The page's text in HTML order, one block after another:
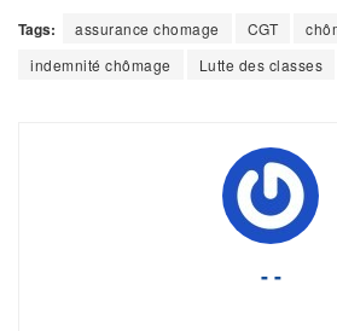
Tags: assurance chomage CGT
indemnité chômage
Lutte des classes
- -